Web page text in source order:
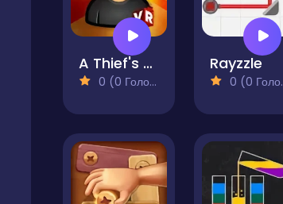
A Thief's Journey
0 (0 Голосів)
Rayzzle
0 (0 Голосів)